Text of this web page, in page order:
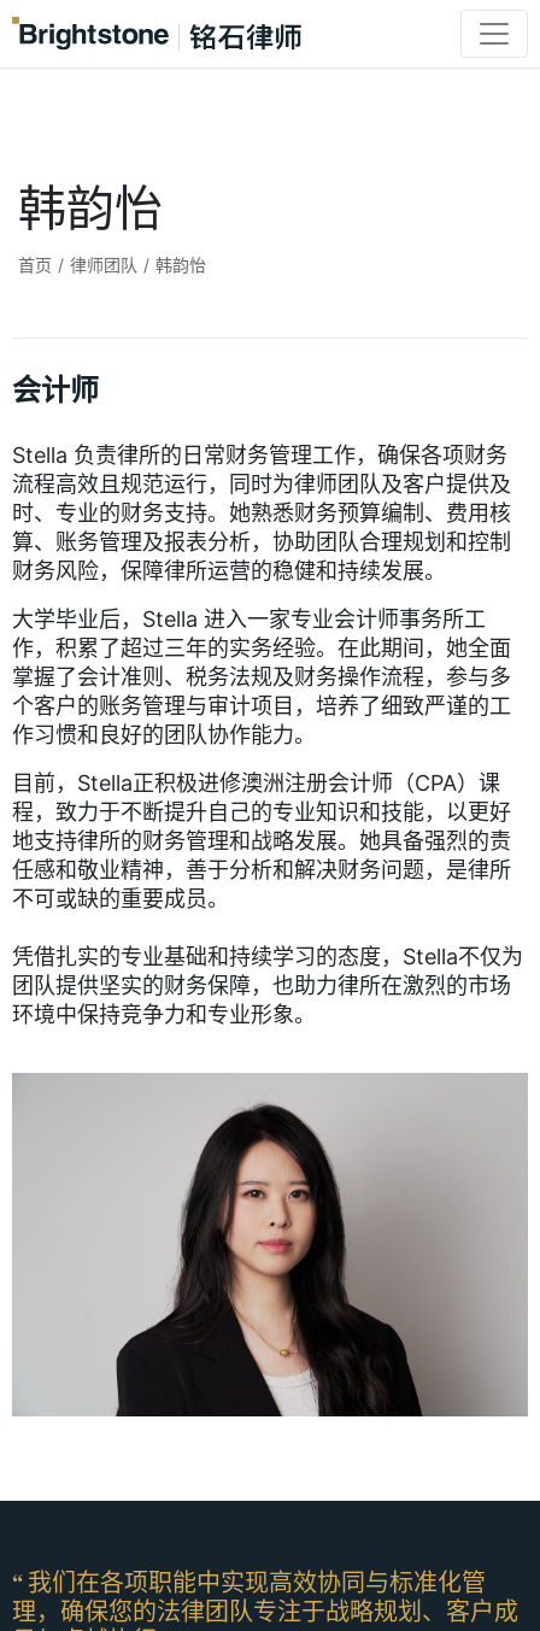
韩韵怡
首页 / 律师团队 / 韩韵怡
会计师
Stella 负责律所的日常财务管理工作，确保各项财务
流程高效且规范运行，同时为律师团队及客户提供及
时、专业的财务支持。她熟悉财务预算编制、费用核
算、账务管理及报表分析，协助团队合理规划和控制
财务风险，保障律所运营的稳健和持续发展。
大学毕业后，Stella 进入一家专业会计师事务所工
作，积累了超过三年的实务经验。在此期间，她全面
掌握了会计准则、税务法规及财务操作流程，参与多
个客户的账务管理与审计项目，培养了细致严谨的工
作习惯和良好的团队协作能力。
目前，Stella正积极进修澳洲注册会计师（CPA）课
程，致力于不断提升自己的专业知识和技能，以更好
地支持律所的财务管理和战略发展。她具备强烈的责
任感和敬业精神，善于分析和解决财务问题，是律所
不可或缺的重要成员。
凭借扎实的专业基础和持续学习的态度，Stella不仅为
团队提供坚实的财务保障，也助力律所在激烈的市场
环境中保持竞争力和专业形象。
“ 我们在各项职能中实现高效协同与标准化管
理，确保您的法律团队专注于战略规划、客户成